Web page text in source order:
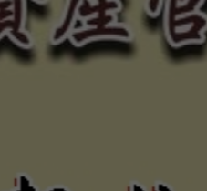
本公司秉持著合
度，只要是合法